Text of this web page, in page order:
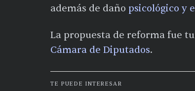
además de daño psicológico y
La propuesta de reforma fue
Cámara de Diputados.
TE PUEDE INTERESAR